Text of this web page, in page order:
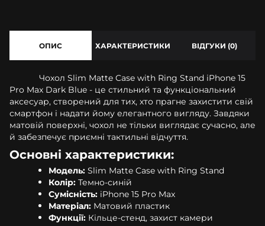
ОПИС ХАРАКТЕРИСТИКИ ВІДГУКИ (0)
Чохол Slim Matte Case with Ring Stand iPhone 15
Pro Max Dark Blue - це стильний та функціональний
аксесуар, створений для тих, хто прагне захистити свій
смартфон і надати йому елегантного вигляду. Завдяки
матовій поверхні, чохол не тільки виглядає сучасно, але
й забезпечує приємні тактильні відчуття.
Основні характеристики:
Модель: Slim Matte Case with Ring Stand
Колір: Темно-синій
Сумісність: iPhone 15 Pro Max
Матеріал: Матовий пластик
Функції: Кільце-стенд, захист камери